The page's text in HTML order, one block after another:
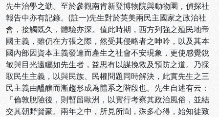
先生治學之勤。至於參觀南肯新登博物院與動物園，偵探社
報告中亦有記錄。(註一)先生對於英美兩民主國家之政治社
會，接觸既久，體驗亦深。值此時期，西方列強之殖民地帝
國主義，雖仍在方張之際，然受其侵略者之呻吟，以及其本
國內部因資本主義發達而產生之社會不安現象，更使感覺銳
敏與目光遠矚如先生者，益思有以謀挽救及預防之道。乃採
取民生主義，以與民族、民權問題同時解決，此實先生之三
民主義由醞釀而漸趨形成為體系之階段也。先生自述有云：
「倫敦脫險後，則暫留歐洲，以實行考察其政治風俗，並結
交其朝野賢豪。兩年之中，所見所聞，殊多心得，始知徒致